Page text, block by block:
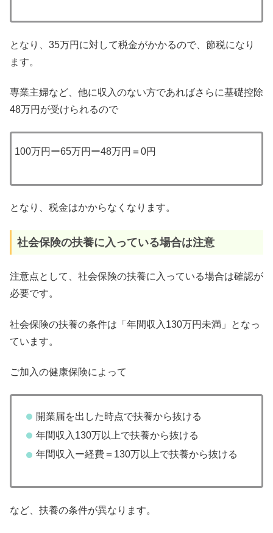
となり、35万円に対して税金がかかるので、節税になり
ます。
専業主婦など、他に収入のない方であればさらに基礎控除
48万円が受けられるので
100万円ー65万円ー48万円＝0円
となり、税金はかからなくなります。
社会保険の扶養に入っている場合は注意
注意点として、社会保険の扶養に入っている場合は確認が
必要です。
社会保険の扶養の条件は「年間収入130万円未満」となっ
ています。
ご加入の健康保険によって
開業届を出した時点で扶養から抜ける
年間収入130万以上で扶養から抜ける
年間収入ー経費＝130万以上で扶養から抜ける
など、扶養の条件が異なります。